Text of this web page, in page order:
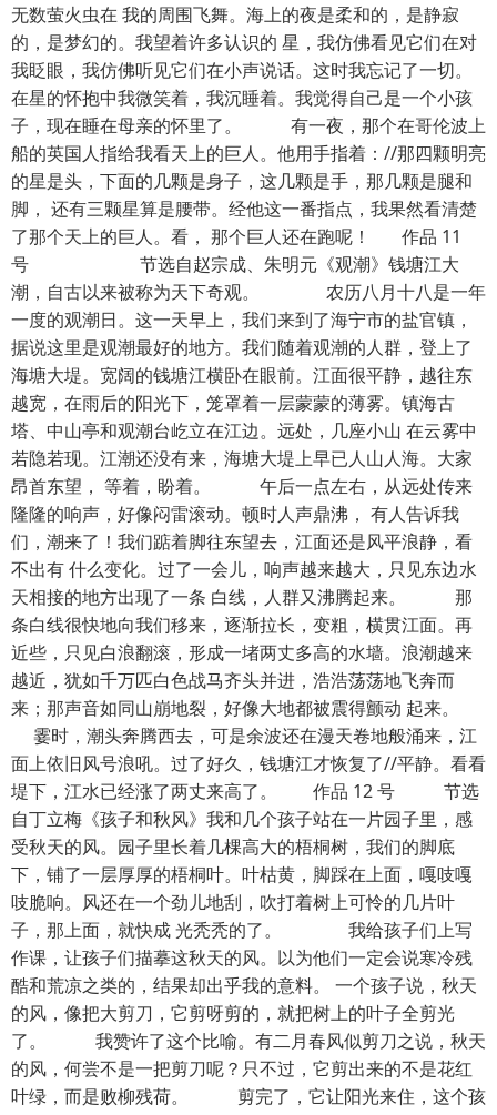
无数萤火虫在 我的周围飞舞。海上的夜是柔和的，是静寂
的，是梦幻的。我望着许多认识的 星，我仿佛看见它们在对
我眨眼，我仿佛听见它们在小声说话。这时我忘记了一切。
在星的怀抱中我微笑着，我沉睡着。我觉得自己是一个小孩
子，现在睡在母亲的怀里了。 有一夜，那个在哥伦波上
船的英国人指给我看天上的巨人。他用手指着：//那四颗明亮
的星是头，下面的几颗是身子，这几颗是手，那几颗是腿和
脚， 还有三颗星算是腰带。经他这一番指点，我果然看清楚
了那个天上的巨人。看， 那个巨人还在跑呢！ 作品 11
号 节选自赵宗成、朱明元《观潮》钱塘江大
潮，自古以来被称为天下奇观。 农历八月十八是一年
一度的观潮日。这一天早上，我们来到了海宁市的盐官镇，
据说这里是观潮最好的地方。我们随着观潮的人群，登上了
海塘大堤。宽阔的钱塘江横卧在眼前。江面很平静，越往东
越宽，在雨后的阳光下，笼罩着一层蒙蒙的薄雾。镇海古
塔、中山亭和观潮台屹立在江边。远处，几座小山 在云雾中
若隐若现。江潮还没有来，海塘大堤上早已人山人海。大家
昂首东望， 等着，盼着。 午后一点左右，从远处传来
隆隆的响声，好像闷雷滚动。顿时人声鼎沸， 有人告诉我
们，潮来了！我们踮着脚往东望去，江面还是风平浪静，看
不出有 什么变化。过了一会儿，响声越来越大，只见东边水
天相接的地方出现了一条 白线，人群又沸腾起来。 那
条白线很快地向我们移来，逐渐拉长，变粗，横贯江面。再
近些，只见白浪翻滚，形成一堵两丈多高的水墙。浪潮越来
越近，犹如千万匹白色战马齐头并进，浩浩荡荡地飞奔而
来；那声音如同山崩地裂，好像大地都被震得颤动 起来。
霎时，潮头奔腾西去，可是余波还在漫天卷地般涌来，江
面上依旧风号浪吼。过了好久，钱塘江才恢复了//平静。看看
堤下，江水已经涨了两丈来高了。 作品 12 号 节选
自丁立梅《孩子和秋风》我和几个孩子站在一片园子里，感
受秋天的风。园子里长着几棵高大的梧桐树，我们的脚底
下，铺了一层厚厚的梧桐叶。叶枯黄，脚踩在上面，嘎吱嘎
吱脆响。风还在一个劲儿地刮，吹打着树上可怜的几片叶
子，那上面，就快成 光秃秃的了。 我给孩子们上写
作课，让孩子们描摹这秋天的风。以为他们一定会说寒冷残
酷和荒凉之类的，结果却出乎我的意料。 一个孩子说，秋天
的风，像把大剪刀，它剪呀剪的，就把树上的叶子全剪光
了。 我赞许了这个比喻。有二月春风似剪刀之说，秋天
的风，何尝不是一把剪刀呢？只不过，它剪出来的不是花红
叶绿，而是败柳残荷。 剪完了，它让阳光来住，这个孩